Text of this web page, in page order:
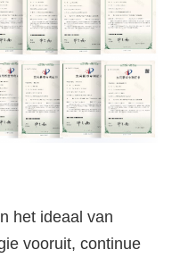
het ideaal van
vooruit, continue